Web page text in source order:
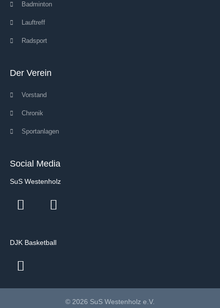
Badminton
Lauftreff
Radsport
Der Verein
Vorstand
Chronik
Sportanlagen
Social Media
SuS Westenholz
DJK Basketball
© 2026 SuS Westenholz e.V.